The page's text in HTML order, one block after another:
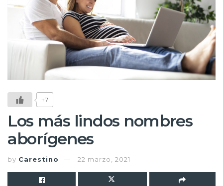
+7
Los más lindos nombres
aborígenes
by Carestino 22 marzo, 2021